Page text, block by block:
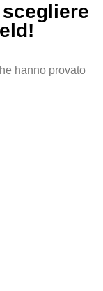
hanno provato